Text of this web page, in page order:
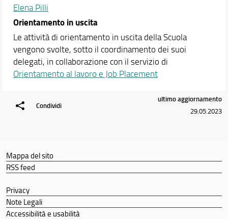
Docenti
Orario e calendari
Elena Pilli
Orientamento in uscita
Le attività di orientamento in uscita della Scuola
vengono svolte, sotto il coordinamento dei suoi
delegati, in collaborazione con il servizio di
Orientamento al lavoro e Job Placement
Condividi
ultimo aggiornamento
29.05.2023
Mappa del sito
RSS feed
Privacy
Note Legali
Accessibilità e usabilità